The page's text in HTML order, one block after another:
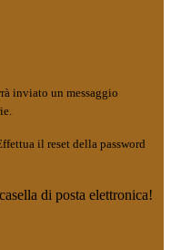
inviato un messaggio
il reset della password
di posta elettronica!